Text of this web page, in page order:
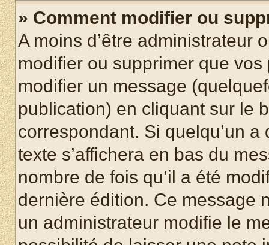
» Comment modifier ou
A moins d’être administrateur
modifier ou supprimer que
modifier un message
publication) en cliquant sur le
correspondant. Si quelqu’un
texte s’affichera en bas du
nombre de fois qu’il a été
dernière édition. Ce message
un administrateur modifie le